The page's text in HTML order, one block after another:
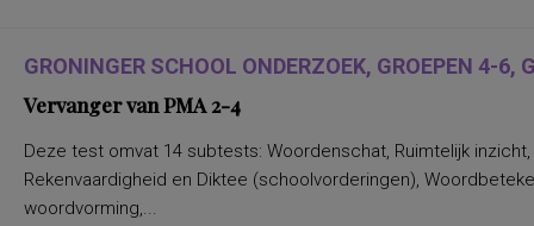
woordenschat, Engels leesvaardigheid,
kwaliteit van gezinsfunctioneren
drijfveren en talenten
algemene intelligentie
taal- en rekenvaardigheid
leervorderingen op het gebied van taal en
GRONINGER SCHOOL ONDERZOEK, GROEPEN 4-6,
Vervanger van PMA 2-4
Deze test omvat 14 subtests: Woordenschat, Ruimtelijk
Rekenvaardigheid en Diktee (schoolvorderingen),
woordvorming,...